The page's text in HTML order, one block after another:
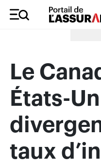
Merci à
Le
États-
taux